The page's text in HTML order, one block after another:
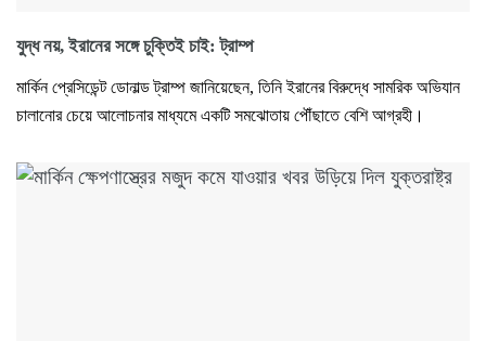
যুদ্ধ নয়, ইরানের সঙ্গে চুক্তিই চাই: ট্রাম্প
মার্কিন প্রেসিডেন্ট ডোনাল্ড ট্রাম্প জানিয়েছেন, তিনি ইরানের বিরুদ্ধে সামরিক অভিযান
চালানোর চেয়ে আলোচনার মাধ্যমে একটি সমঝোতায় পৌঁছাতে বেশি আগ্রহী।